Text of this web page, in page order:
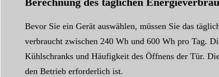
Bevor Sie ein Gerät auswählen, müssen Sie das
verbraucht zwischen 240 Wh und 600 Wh pro Tag.
Kühlschranks und Häufigkeit des Öffnens der Tür.
den Betrieb erforderlich ist.